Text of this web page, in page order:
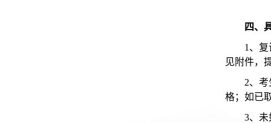
四、
1、
见附件，
2、
格；如已
3、